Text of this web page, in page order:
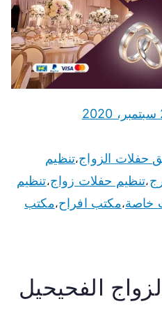
حفلات الزواج،تنظيم
،تنظيم حفلات زواج،تنظيم
خاصة،مكتب افراح،مكتب
الفحيحيل